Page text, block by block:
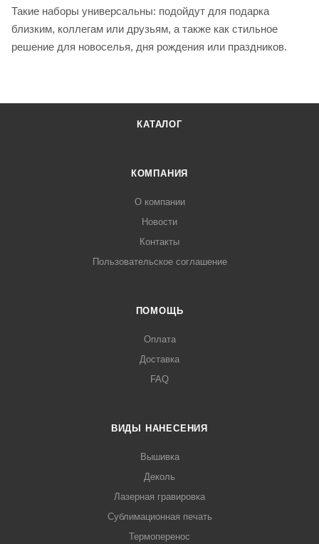
Такие наборы универсальны: подойдут для подарка
близким, коллегам или друзьям, а также как стильное
решение для новоселья, дня рождения или праздников.
КАТАЛОГ
КОМПАНИЯ
О компании
Новости
Контакты
Пользовательское соглашение
ПОМОЩЬ
Оплата
Доставка
FAQ
ВИДЫ НАНЕСЕНИЯ
Вышивка
Деколь
Лазерная гравировка
Сублимационная печать
Термоперенос